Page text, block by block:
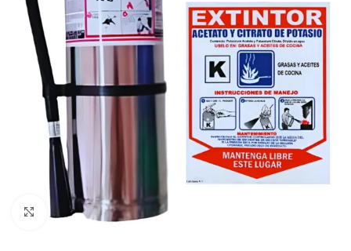
Haga Click para agrandar